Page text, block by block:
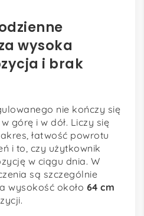
wysoka
i brak
nie kończy się
górę i w dół. Liczy się
łatwość powrotu
i to, czy użytkownik
w ciągu dnia. W
są szczególnie
wysokość około 64 cm